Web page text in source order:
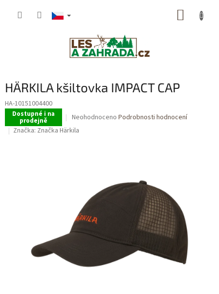
HÄRKILA kšiltovka IMPACT CAP
HA-10151004400
Dostupné i na
prodejně
Průměrné
hodnocení
produktu
Neohodnoceno Podrobnosti hodnocení
Značka: Značka Härkila